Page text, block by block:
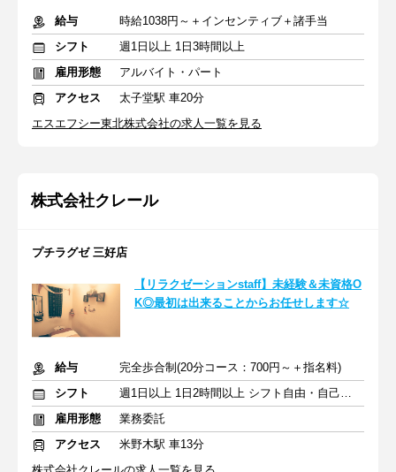
給与
時給1038円～＋インセンティブ＋諸手当
シフト
週1日以上 1日3時間以上
雇用形態
アルバイト・パート
アクセス
太子堂駅 車20分
エスエフシー東北株式会社の求人一覧を見る
株式会社クレール
プチラグゼ 三好店
【リラクゼーションstaff】未経験＆未資格O
K◎最初は出来ることからお任せします☆
給与
完全歩合制(20分コース：700円～＋指名料)
シフト
週1日以上 1日2時間以上 シフト自由・自己申告
雇用形態
業務委託
アクセス
米野木駅 車13分